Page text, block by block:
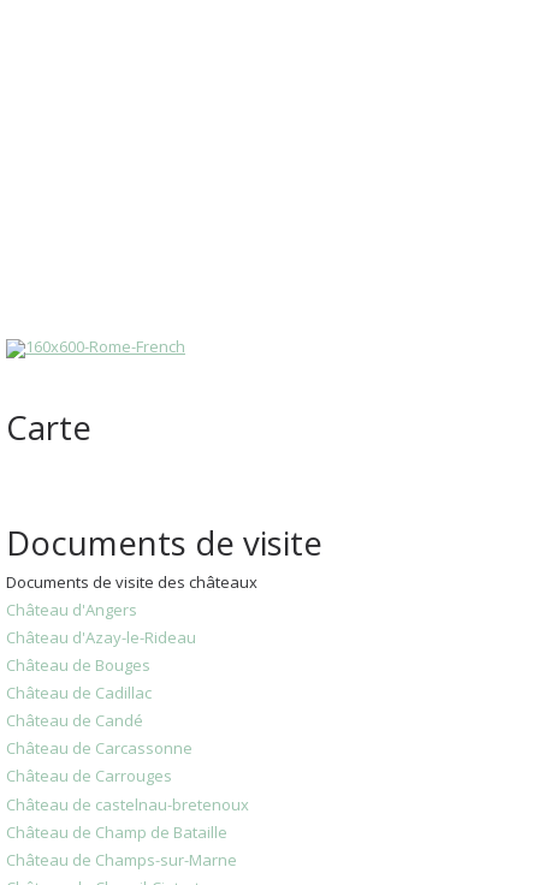
Carte
Documents de visite
Documents de visite des châteaux
Château d'Angers
Château d'Azay-le-Rideau
Château de Bouges
Château de Cadillac
Château de Candé
Château de Carcassonne
Château de Carrouges
Château de castelnau-bretenoux
Château de Champ de Bataille
Château de Champs-sur-Marne